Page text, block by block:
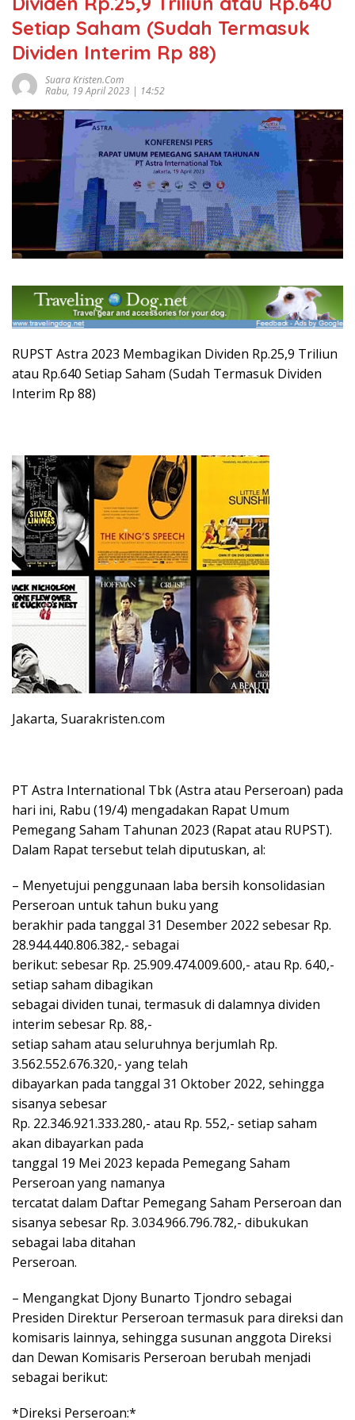
Setiap Saham (Sudah Termasuk
Dividen Interim Rp 88)
Suara Kristen.com
Rabu, 19 April 2023 | 14:52
RUPST Astra 2023 Membagikan Dividen Rp.25,9 Triliun
atau Rp.640 Setiap Saham (Sudah Termasuk Dividen
Interim Rp 88)
Jakarta, Suarakristen.com
PT Astra International Tbk (Astra atau Perseroan) pada
hari ini, Rabu (19/4) mengadakan Rapat Umum
Pemegang Saham Tahunan 2023 (Rapat atau RUPST).
Dalam Rapat tersebut telah diputuskan, al:
– Menyetujui penggunaan laba bersih konsolidasian
Perseroan untuk tahun buku yang
berakhir pada tanggal 31 Desember 2022 sebesar Rp.
28.944.440.806.382,- sebagai
berikut: sebesar Rp. 25.909.474.009.600,- atau Rp. 640,-
setiap saham dibagikan
sebagai dividen tunai, termasuk di dalamnya dividen
interim sebesar Rp. 88,-
setiap saham atau seluruhnya berjumlah Rp.
3.562.552.676.320,- yang telah
dibayarkan pada tanggal 31 Oktober 2022, sehingga
sisanya sebesar
Rp. 22.346.921.333.280,- atau Rp. 552,- setiap saham
akan dibayarkan pada
tanggal 19 Mei 2023 kepada Pemegang Saham
Perseroan yang namanya
tercatat dalam Daftar Pemegang Saham Perseroan dan
sisanya sebesar Rp. 3.034.966.796.782,- dibukukan
sebagai laba ditahan
Perseroan.
– Mengangkat Djony Bunarto Tjondro sebagai
Presiden Direktur Perseroan termasuk para direksi dan
komisaris lainnya, sehingga susunan anggota Direksi
dan Dewan Komisaris Perseroan berubah menjadi
sebagai berikut:
*Direksi Perseroan:*